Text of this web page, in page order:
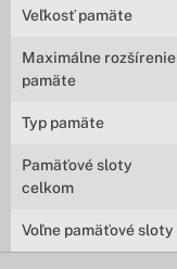
Veľkosť pamäte
Maximálne rozšírenie
pamäte
Typ pamäte
Pamäťové sloty
celkom
Voľne pamäťové sloty